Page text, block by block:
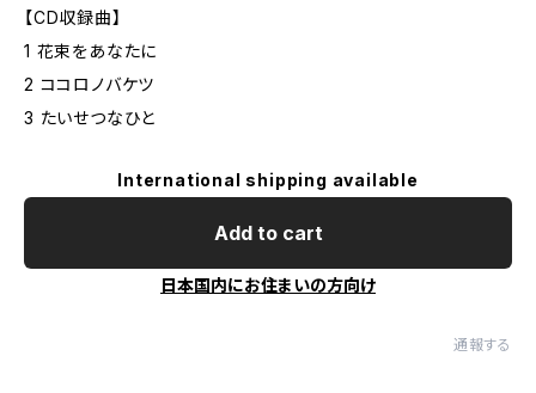
【CD収録曲】
1 花束をあなたに
2 ココロノバケツ
3 たいせつなひと
International shipping available
Add to cart
日本国内にお住まいの方向け
通報する